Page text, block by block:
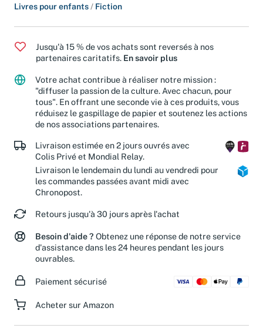
Livres pour enfants / Fiction
Jusqu'à 15 % de vos achats sont reversés à nos
partenaires caritatifs. En savoir plus
Votre achat contribue à réaliser notre mission :
"diffuser la passion de la culture. Avec chacun, pour
tous". En offrant une seconde vie à ces produits, vous
réduisez le gaspillage de papier et soutenez les actions
de nos associations partenaires.
Livraison estimée en 2 jours ouvrés avec
Colis Privé et Mondial Relay.
Livraison le lendemain du lundi au vendredi pour
les commandes passées avant midi avec
Chronopost.
Retours jusqu'à 30 jours après l'achat
Besoin d'aide ? Obtenez une réponse de notre service
d'assistance dans les 24 heures pendant les jours
ouvrables.
Paiement sécurisé
Acheter sur Amazon